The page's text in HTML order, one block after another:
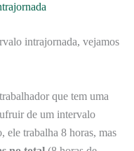
intrajornada, vejamos
que tem uma
de um intervalo
ele trabalha 8 horas, mas